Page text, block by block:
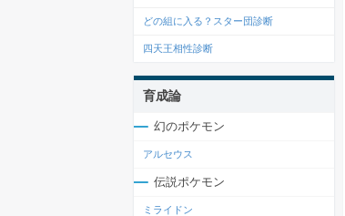
どの組に入る？スター団診断
四天王相性診断
育成論
幻のポケモン
アルセウス
伝説ポケモン
ミライドン